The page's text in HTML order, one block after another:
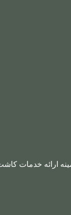
ارائه خدمات